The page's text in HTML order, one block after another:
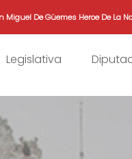
Miguel De Güemes Heroe De La
Legislativa